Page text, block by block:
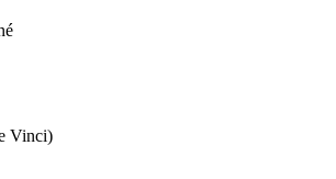
Vinci)